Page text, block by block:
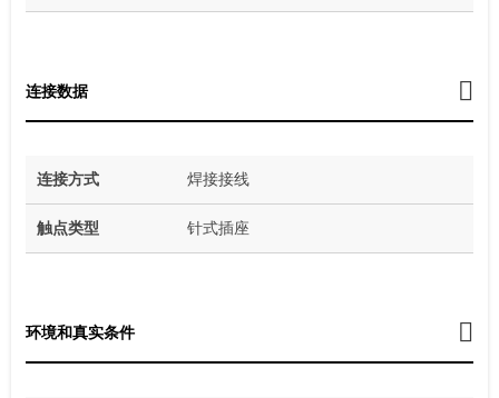
连接数据
连接方式 焊接接线
触点类型 针式插座
环境和真实条件